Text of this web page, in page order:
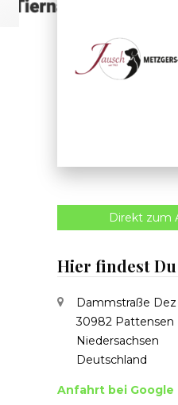
Direkt zum
Hier findest
Dammstraße Dez
30982 Pattensen
Niedersachsen
Deutschland
Anfahrt bei Google